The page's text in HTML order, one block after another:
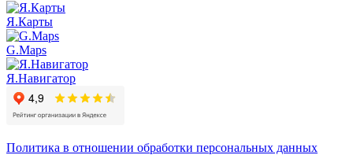
Я.Карты
G.Maps
Я.Навигатор
Политика в отношении обработки персональных данных